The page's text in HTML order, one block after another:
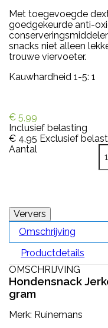
Met toegevoegde
goedgekeurde anti-
snacks niet alleen
trouwe viervoeter.
Kauwhardheid 1-5: 1
€ 5,99
Inclusief belasting
€ 4,95 Exclusief
Aantal
Omschrijving
Productdetails
OMSCHRIJVING
Hondensnack
gram
Merk: Ruinemans